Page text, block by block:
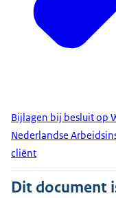
Bijlagen bij besluit op
Nederlandse
cliënt
Dit document